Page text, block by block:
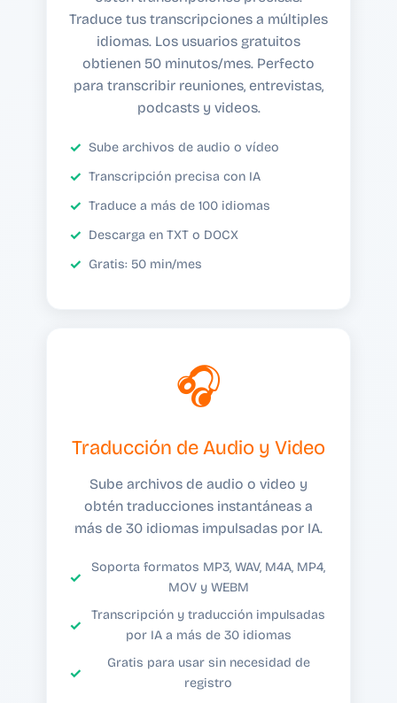
Traduce tus transcripciones a múltiples
idiomas. Los usuarios gratuitos
obtienen 50 minutos/mes. Perfecto
para transcribir reuniones, entrevistas,
podcasts y videos.
Sube archivos de audio o vídeo
Transcripción precisa con IA
Traduce a más de 100 idiomas
Descarga en TXT o DOCX
Gratis: 50 min/mes
🎧
Traducción de Audio y Video
Sube archivos de audio o video y
obtén traducciones instantáneas a
más de 30 idiomas impulsadas por IA.
Soporta formatos MP3, WAV, M4A, MP4,
MOV y WEBM
Transcripción y traducción impulsadas
por IA a más de 30 idiomas
Gratis para usar sin necesidad de
registro